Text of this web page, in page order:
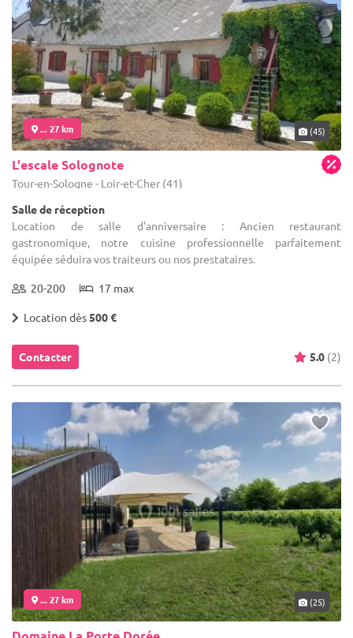
... 27 km (45)
L'escale Solognote
Tour-en-Sologne - Loir-et-Cher (41)
Salle de réception
Location de salle d'anniversaire : Ancien restaurant
gastronomique, notre cuisine professionnelle parfaitement
équipée séduira vos traiteurs ou nos prestataires.
20-200 17 max
Location dès500 €
Contacter 5.0 (2)
... 27 km (25)